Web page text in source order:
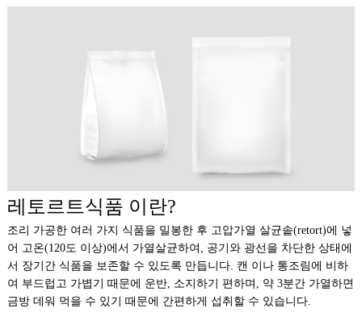
레토르트식품 이란?
조리 가공한 여러 가지 식품을 밀봉한 후 고압가열 살균솥(retort)에 넣
어 고온(120도 이상)에서 가열살균하여, 공기와 광선을 차단한 상태에
서 장기간 식품을 보존할 수 있도록 만듭니다. 캔 이나 통조림에 비하
여 부드럽고 가볍기 때문에 운반, 소지하기 편하며, 약 3분간 가열하면
금방 데워 먹을 수 있기 때문에 간편하게 섭취할 수 있습니다.